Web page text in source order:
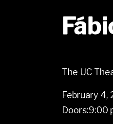
The UC
February 4,
Doors:9:00